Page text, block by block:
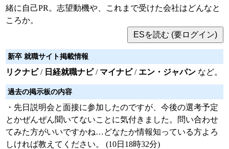
緒に自己PR。志望動機や、これまで受けた会社はどんなと
ころか。
新卒 就職サイト掲載情報
リクナビ/ 日経就職ナビ/ マイナビ/ エン・ジャパン など。
過去の掲示板の内容
・先日説明会と面接に参加したのですが、今後の選考予定
とかぜんぜん聞いてないことに気付きました。問い合わせ
てみた方がいいですかね…どなたか情報知っている方よろ
しければ教えてください。 (10日18時32分)